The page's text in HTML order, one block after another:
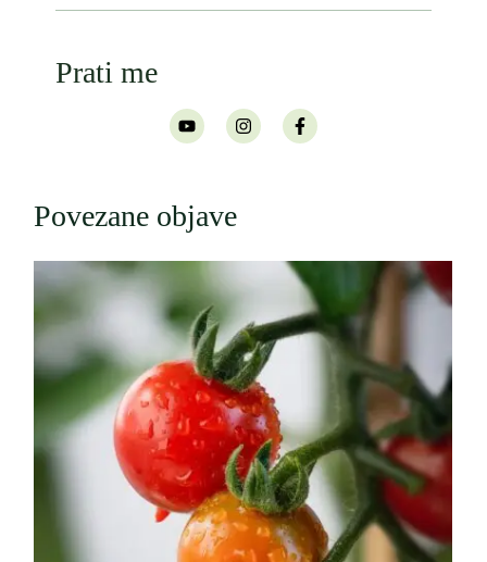
Prati me
Povezane objave